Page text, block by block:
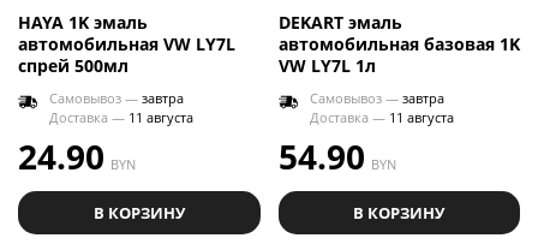
HAYA 1K эмаль
автомобильная VW LY7L
спрей 500мл
Самовывоз — завтра
Доставка — 11 августа
24.90 BYN
В КОРЗИНУ
DEKART эмаль
автомобильная базовая 1K
VW LY7L 1л
Самовывоз — завтра
Доставка — 11 августа
54.90 BYN
В КОРЗИНУ